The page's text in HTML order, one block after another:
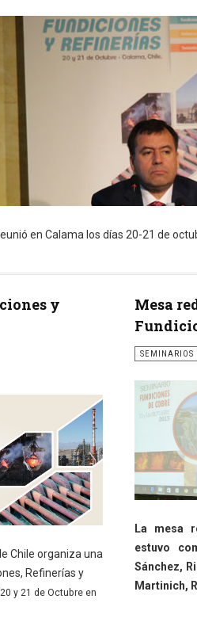
en Calama los días 20-21 de
y
Chile organiza una
Refinerías y
y 21 de Octubre en
Mesa
SEMINARIOS
La mesa
estuvo
Sánchez,
Martinich,